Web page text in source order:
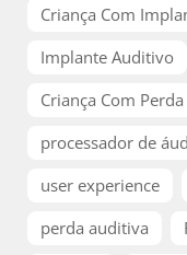
Criança Com
Implante Auditivo
Criança Com
processador de
user experience
perda auditiva